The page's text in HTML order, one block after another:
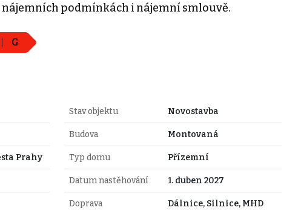
podmínkách i nájemní smlouvě.
G
Prahy
Stav objektu Novostavba
Budova Montovaná
Typ domu Přízemní
Datum nastěhování 1. duben 2027
Doprava Dálnice, Silnice, MHD